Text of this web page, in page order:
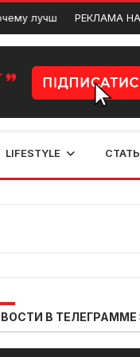
купить новыйРЕКЛАМА НА
LIFESTYLE
В